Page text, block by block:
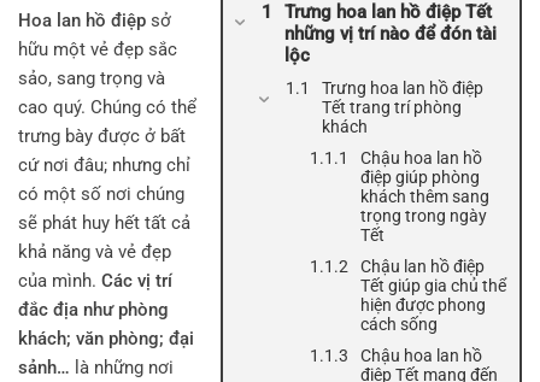
Trưng hoa lan hồ điệp Tết
những vị trí nào để đón tài
lộc
Trưng hoa lan hồ điệp
Tết trang trí phòng
khách
Chậu hoa lan hồ
điệp giúp phòng
khách thêm sang
trọng trong ngày
Tết
Chậu lan hồ điệp
Tết giúp gia chủ thể
hiện được phong
cách sống
Chậu hoa lan hồ
điệp Tết mang đến
Hoa lan hồ điệp sở
hữu một vẻ đẹp sắc
sảo, sang trọng và
cao quý. Chúng có thể
trưng bày được ở bất
cứ nơi đâu; nhưng chỉ
có một số nơi chúng
sẽ phát huy hết tất cả
khả năng và vẻ đẹp
của mình. Các vị trí
đắc địa như phòng
khách; văn phòng; đại
sảnh… là những nơi